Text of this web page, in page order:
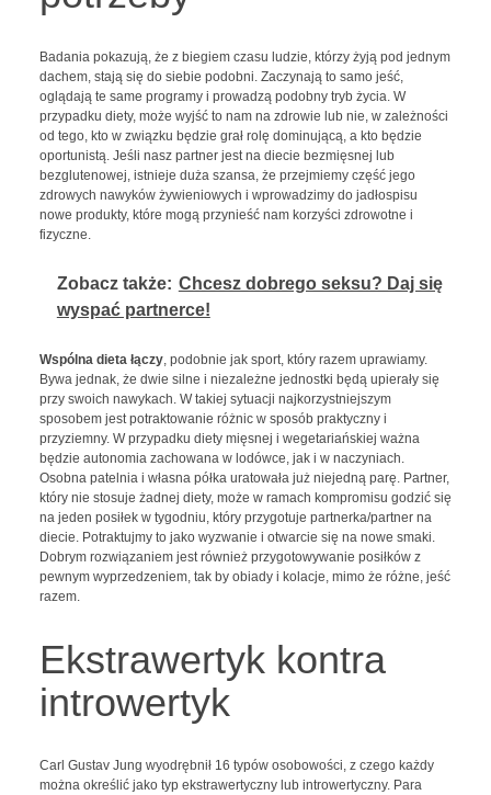
Badania pokazują, że z biegiem czasu ludzie, którzy żyją pod jednym
dachem, stają się do siebie podobni. Zaczynają to samo jeść,
oglądają te same programy i prowadzą podobny tryb życia. W
przypadku diety, może wyjść to nam na zdrowie lub nie, w zależności
od tego, kto w związku będzie grał rolę dominującą, a kto będzie
oportunistą. Jeśli nasz partner jest na diecie bezmięsnej lub
bezglutenowej, istnieje duża szansa, że przejmiemy część jego
zdrowych nawyków żywieniowych i wprowadzimy do jadłospisu
nowe produkty, które mogą przynieść nam korzyści zdrowotne i
fizyczne.
Zobacz także: Chcesz dobrego seksu? Daj się
wyspać partnerce!
Wspólna dieta łączy, podobnie jak sport, który razem uprawiamy.
Bywa jednak, że dwie silne i niezależne jednostki będą upierały się
przy swoich nawykach. W takiej sytuacji najkorzystniejszym
sposobem jest potraktowanie różnic w sposób praktyczny i
przyziemny. W przypadku diety mięsnej i wegetariańskiej ważna
będzie autonomia zachowana w lodówce, jak i w naczyniach.
Osobna patelnia i własna półka uratowała już niejedną parę. Partner,
który nie stosuje żadnej diety, może w ramach kompromisu godzić się
na jeden posiłek w tygodniu, który przygotuje partnerka/partner na
diecie. Potraktujmy to jako wyzwanie i otwarcie się na nowe smaki.
Dobrym rozwiązaniem jest również przygotowywanie posiłków z
pewnym wyprzedzeniem, tak by obiady i kolacje, mimo że różne, jeść
razem.
Ekstrawertyk kontra
introwertyk
Carl Gustav Jung wyodrębnił 16 typów osobowości, z czego każdy
można określić jako typ ekstrawertyczny lub introwertyczny. Para